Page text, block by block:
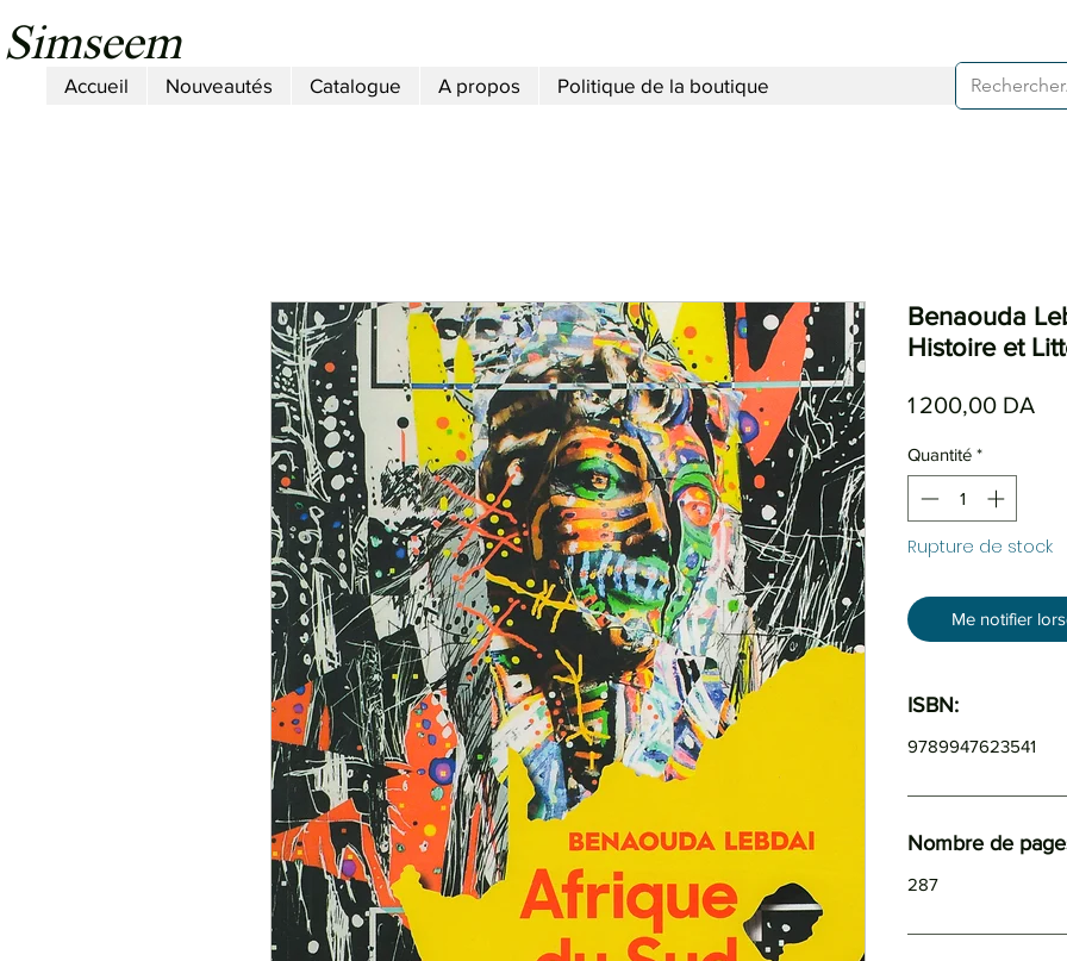
Simseem
Accueil Nouveautés Catalogue A propos Politique de la boutique
Benaouda
Histoire et
1 200,00 DA
Quantité *
Rupture de stock
Me notifier
ISBN:
9789947623541
Nombre de
287